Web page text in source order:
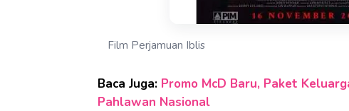
Film Perjamuan Iblis
Baca Juga: Promo McD Baru, Paket
Pahlawan Nasional